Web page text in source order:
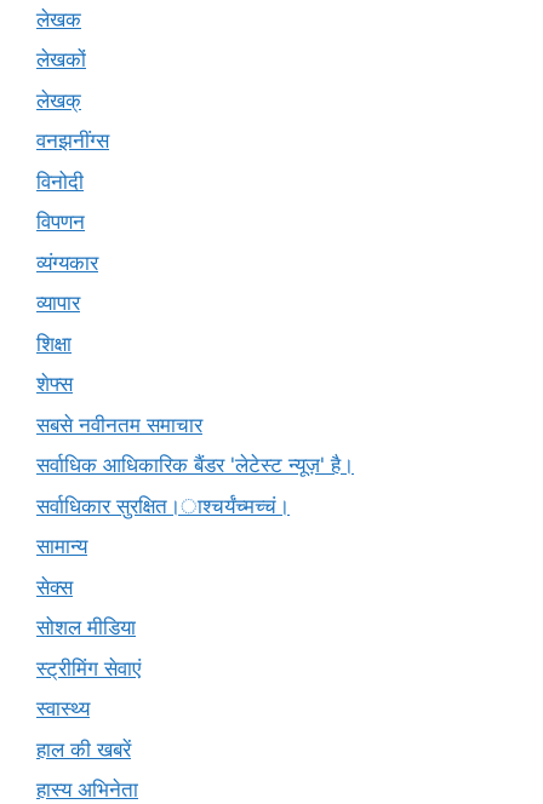
लेखक
लेखकों
लेखक्
वनझनींग्स
विनोदी
विपणन
व्यंग्यकार
व्यापार
शिक्षा
शेफ्स
सबसे नवीनतम समाचार
सर्वाधिक आधिकारिक बैंडर 'लेटेस्ट न्यूज़' है।
सर्वाधिकार सुरक्षित।ाश्चर्यंच्मच्चं।
सामान्य
सेक्स
सोशल मीडिया
स्ट्रीमिंग सेवाएं
स्वास्थ्य
हाल की खबरें
हास्य अभिनेता